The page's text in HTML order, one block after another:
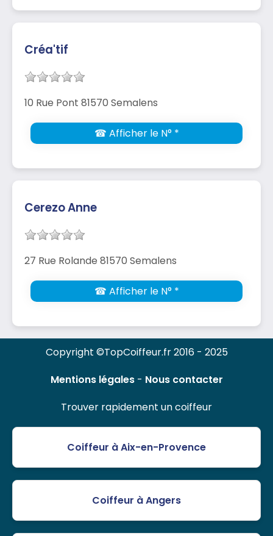
Créa'tif
10 Rue Pont 81570 Semalens
☎ Afficher le N° *
Cerezo Anne
27 Rue Rolande 81570 Semalens
☎ Afficher le N° *
Copyright ©TopCoiffeur.fr 2016 - 2025
Mentions légales- Nous contacter
Trouver rapidement un coiffeur
Coiffeur à Aix-en-Provence
Coiffeur à Angers